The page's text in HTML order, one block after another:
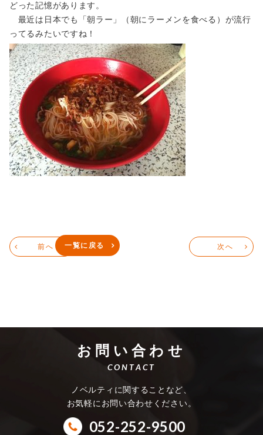
どった記憶があります。
最近は日本でも「朝ラー」（朝にラーメンを食べる）が流行
ってるみたいですね！
前へ 一覧に戻る 次へ
お問い合わせ
CONTACT
ノベルティに関することなど、
お気軽にお問い合わせください。
052-252-9500